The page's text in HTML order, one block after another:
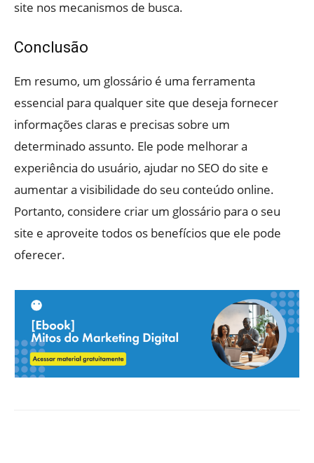
site nos mecanismos de busca.
Conclusão
Em resumo, um glossário é uma ferramenta
essencial para qualquer site que deseja fornecer
informações claras e precisas sobre um
determinado assunto. Ele pode melhorar a
experiência do usuário, ajudar no SEO do site e
aumentar a visibilidade do seu conteúdo online.
Portanto, considere criar um glossário para o seu
site e aproveite todos os benefícios que ele pode
oferecer.